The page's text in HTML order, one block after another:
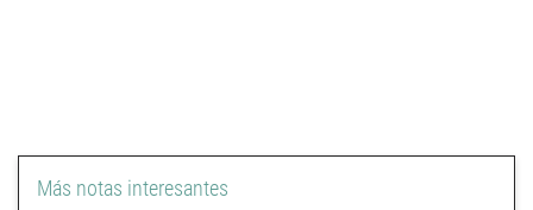
Más notas interesantes